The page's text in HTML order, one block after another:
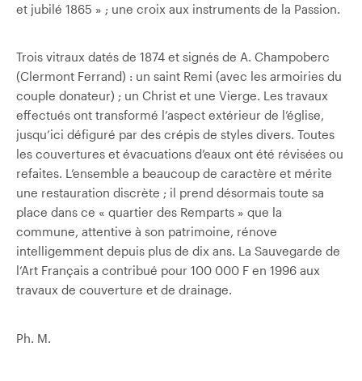
et jubilé 1865 » ; une croix aux instruments de la Passion.
Trois vitraux datés de 1874 et signés de A. Champoberc
(Clermont­ Ferrand) : un saint Remi (avec les armoiries du
couple donateur) ; un Christ et une Vierge. Les travaux
effectués ont transformé l’aspect extérieur de l’église,
jusqu’ici défiguré par des crépis de styles divers. Toutes
les couvertures et évacuations d’eaux ont été révisées ou
refaites. L’ensemble a beaucoup de caractère et mérite
une restauration discrète ; il prend désormais toute sa
place dans ce « quartier des Remparts » que la
commune, attentive à son patrimoine, rénove
intelligemment depuis plus de dix ans. La Sauvegarde de
l’Art Français a contribué pour 100 000 F en 1996 aux
travaux de couverture et de drainage.
Ph. M.